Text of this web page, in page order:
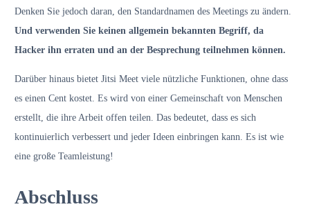
Denken Sie jedoch daran, den Standardnamen des Meetings zu ändern.
Und verwenden Sie keinen allgemein bekannten Begriff, da
Hacker ihn erraten und an der Besprechung teilnehmen können.
Darüber hinaus bietet Jitsi Meet viele nützliche Funktionen, ohne dass
es einen Cent kostet. Es wird von einer Gemeinschaft von Menschen
erstellt, die ihre Arbeit offen teilen. Das bedeutet, dass es sich
kontinuierlich verbessert und jeder Ideen einbringen kann. Es ist wie
eine große Teamleistung!
Abschluss